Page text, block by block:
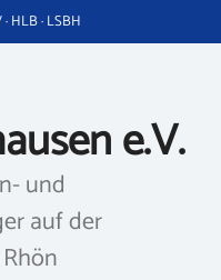
HLB · LSBH
e.V.
und
auf der